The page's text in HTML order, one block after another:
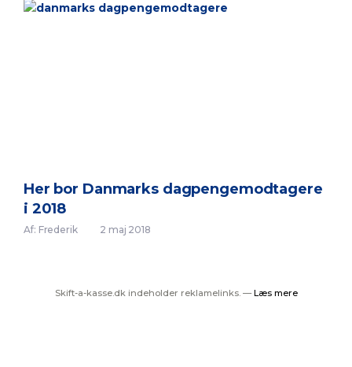
Her bor Danmarks dagpengemodtagere
i 2018
Af: Frederik 2 maj 2018
Skift-a-kasse.dk indeholder reklamelinks. —Læs mere